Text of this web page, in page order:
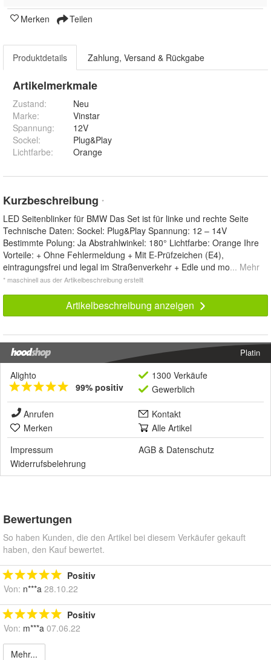
Merken Teilen
Produktdetails Zahlung, Versand & Rückgabe
Artikelmerkmale
Zustand:
Neu
Marke:
Vinstar
Spannung:
12V
Sockel:
Plug&Play
Lichtfarbe: Orange
Kurzbeschreibung *
LED Seitenblinker für BMW Das Set ist für linke und rechte Seite
Technische Daten: Sockel: Plug&Play Spannung: 12 – 14V
Bestimmte Polung: Ja Abstrahlwinkel: 180° Lichtfarbe: Orange Ihre
Vorteile: + Ohne Fehlermeldung + Mit E-Prüfzeichen (E4),
eintragungsfrei und legal im Straßenverkehr + Edle und mo... Mehr
* maschinell aus der Artikelbeschreibung erstellt
Artikelbeschreibung anzeigen
Platin
Alighto
99% positiv
1300 Verkäufe
Gewerblich
Anrufen
Kontakt
Merken
Alle Artikel
Impressum
AGB & Datenschutz
Widerrufsbelehrung
Bewertungen
So haben Kunden, die den Artikel bei diesem Verkäufer gekauft
haben, den Kauf bewertet.
Positiv
Von: n***a 28.10.22
Positiv
Von: m***a 07.06.22
Mehr...